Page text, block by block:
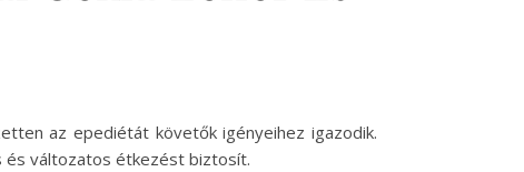
az epediétát követők igényeihez igazodik.
és változatos étkezést biztosít.